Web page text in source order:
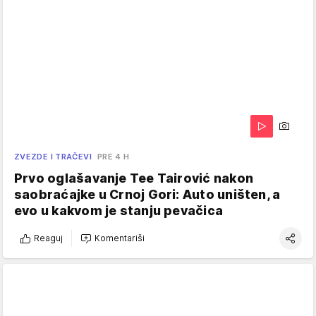
ZVEZDE I TRAČEVI PRE 4 H
Prvo oglašavanje Tee Tairović nakon
saobraćajke u Crnoj Gori: Auto uništen, a
evo u kakvom je stanju pevačica
Reaguj Komentariši